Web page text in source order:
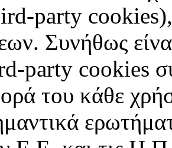
party
Συνήθως
party cookies
του κάθε